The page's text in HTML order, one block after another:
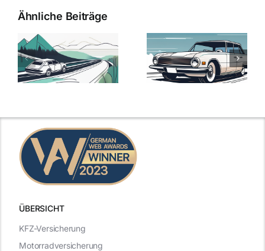
Ähnliche Beiträge
Versicherung:
Günstige Kfz-
Versicherungstarife
mit Top-
Kfz-
Die besten
Angebote im
ÜBERSICHT
KFZ-Versicherung
Motorradversicherung